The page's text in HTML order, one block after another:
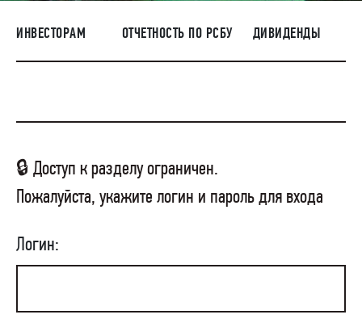
НАШИ ЛЮДИ
ОКРУЖАЮЩАЯ СРЕДА
ЗАКУПКИ
ИНВЕСТОРАМ ОТЧЕТНОСТЬ ПО РСБУ ДИВИДЕНДЫ
🔒 Доступ к разделу ограничен.
Пожалуйста, укажите логин и пароль для входа
Логин: